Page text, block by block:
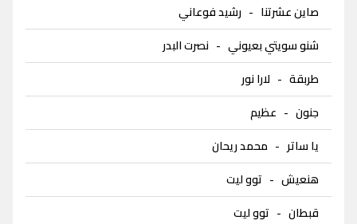
صاين عشرتنا - رشيد فوعاني
شنو سويتي بعيوني - نصرت البدر
طربقة - لارا نور
جنون - عظيم
يا ساتر - محمد ريحان
هنعيش - توو ليت
قبطان - توو ليت